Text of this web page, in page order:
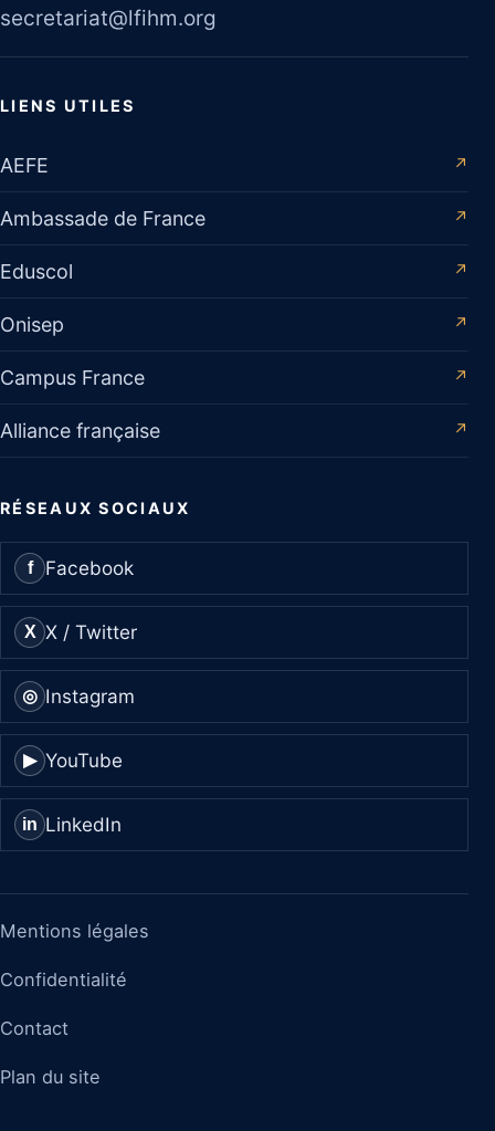
secretariat@lfihm.org
LIENS UTILES
AEFE ↗
Ambassade de France ↗
Eduscol ↗
Onisep ↗
Campus France ↗
Alliance française ↗
RÉSEAUX SOCIAUX
f Facebook
X X / Twitter
◎ Instagram
▶ YouTube
in LinkedIn
Mentions légales
Confidentialité
Contact
Plan du site